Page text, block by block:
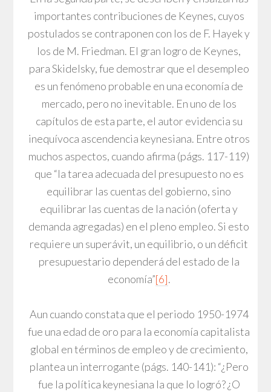
importantes contribuciones de Keynes, cuyos
postulados se contraponen con los de F. Hayek y
los de M. Friedman. El gran logro de Keynes,
para Skidelsky, fue demostrar que el desempleo
es un fenómeno probable en una economía de
mercado, pero no inevitable. En uno de los
capítulos de esta parte, el autor evidencia su
inequívoca ascendencia keynesiana. Entre otros
muchos aspectos, cuando afirma (págs. 117-119)
que “la tarea adecuada del presupuesto no es
equilibrar las cuentas del gobierno, sino
equilibrar las cuentas de la nación (oferta y
demanda agregadas) en el pleno empleo. Si esto
requiere un superávit, un equilibrio, o un déficit
presupuestario dependerá del estado de la
economía”[6].
Aun cuando constata que el periodo 1950-1974
fue una edad de oro para la economía capitalista
global en términos de empleo y de crecimiento,
plantea un interrogante (págs. 140-141): “¿Pero
fue la política keynesiana la que lo logró? ¿O